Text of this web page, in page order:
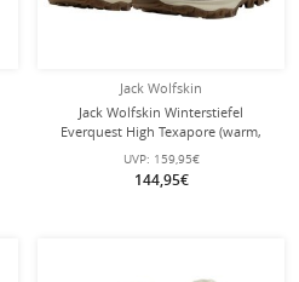
Jack Wolfskin
Jack Wolfskin Winterstiefel
Everquest High Texapore (warm,
wasserdicht, PFC-Frei)
mahagonibraun Damen
UVP: 159,95€
144,95€